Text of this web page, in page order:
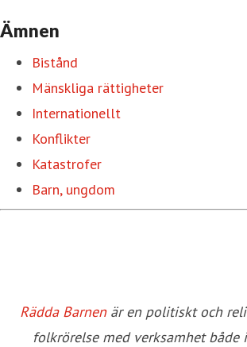
Ämnen
Bistånd
Mänskliga rättigheter
Internationellt
Konflikter
Katastrofer
Barn, ungdom
Rädda Barnen är en politiskt och
folkrörelse med verksamhet både